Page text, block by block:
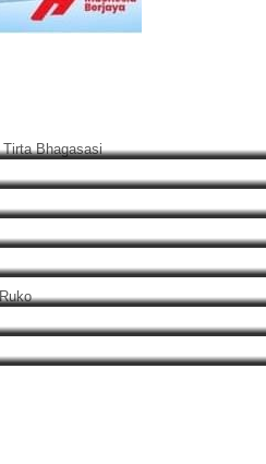
Korupsi PDAM Tirta
2026
Ulang di Ruko
Aib Desa